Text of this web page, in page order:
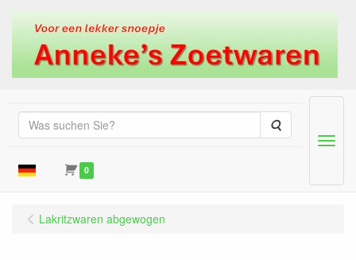
Suche
0
Menu
Lakritzwaren abgewogen